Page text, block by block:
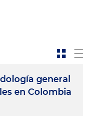
general
en Colombia